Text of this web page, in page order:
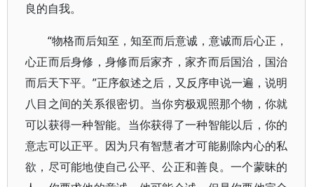
良的自我。
“物格而后知至，知至而后意诚，意诚而后心正，
心正而后身修，身修而后家齐，家齐而后国治，国治
而后天下平。”正序叙述之后，又反序申说一遍，说明
八目之间的关系很密切。当你穷极观照那个物，你就
可以获得一种智能。当你获得了一种智能以后，你的
意志可以正平。因为只有智慧者才可能剔除内心的私
欲，尽可能地使自己公平、公正和善良。一个蒙昧的